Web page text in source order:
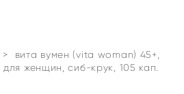
>
вита вумен (vita woman) 45+,
женщин, сиб-крук, 105 кап.